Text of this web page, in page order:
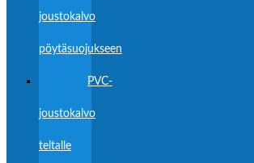
joustokalvo
pöytäsuojukseen
PVC-
joustokalvo
teltalle